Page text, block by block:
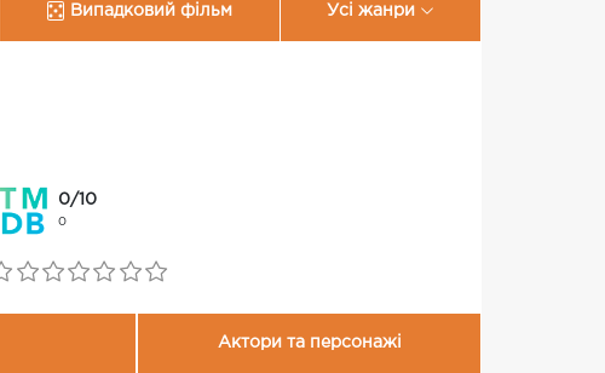
Випадковий фільм Усі жанри
0/10
0
Актори та персонажі